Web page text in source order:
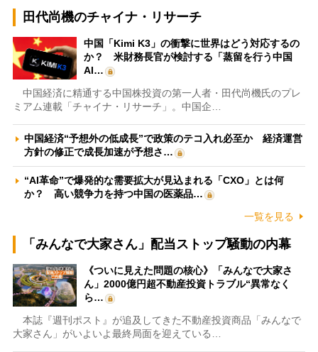
田代尚機のチャイナ・リサーチ
中国「Kimi K3」の衝撃に世界はどう対応するの
か？ 米財務長官が検討する「蒸留を行う中国
AI…
中国経済に精通する中国株投資の第一人者・田代尚機氏のプレ
ミアム連載「チャイナ・リサーチ」。中国企…
中国経済“予想外の低成長”で政策のテコ入れ必至か 経済運営
方針の修正で成長加速が予想さ…
“AI革命”で爆発的な需要拡大が見込まれる「CXO」とは何
か？ 高い競争力を持つ中国の医薬品…
一覧を見る
「みんなで大家さん」配当ストップ騒動の内幕
《ついに見えた問題の核心》「みんなで大家さ
ん」2000億円超不動産投資トラブル“異常なく
ら…
本誌『週刊ポスト』が追及してきた不動産投資商品「みんなで
大家さん」がいよいよ最終局面を迎えている…